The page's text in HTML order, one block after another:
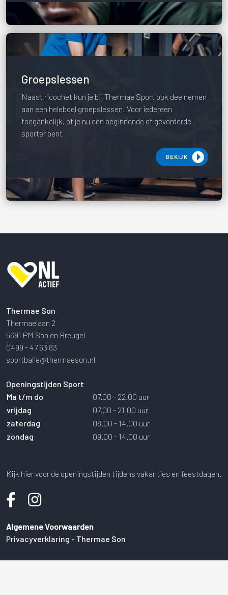
Groepslessen
Naast ricochet kun je bij Thermae Sport ook deelnemen
aan een heleboel groepslessen. Voor iedereen
toegankelijk, of je nu een beginnende of gevorderde
sporter bent
BEKIJK
Thermae Son
Thermaelaan 2
5691 PM Son en Breugel
0499 - 47 63 83
sportbalie@thermaeson.nl
Openingstijden Sport
Ma t/m do
07.00 - 22.00 uur
vrijdag
07.00 - 21.00 uur
zaterdag
08.00 - 14.00 uur
zondag
09.00 - 14.00 uur
Kijk hier voor de openingstijden tijdens vakanties en feestdagen.
Algemene Voorwaarden
Privacyverklaring - Thermae Son